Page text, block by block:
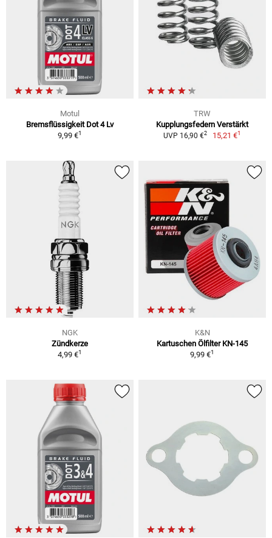
Motul
Bremsflüssigkeit Dot 4 Lv
9,99 €1
TRW
Kupplungsfedern Verstärkt
UVP 16,90 €2 15,21 €1
NGK
Zündkerze
4,99 €1
K&N
Kartuschen Ölfilter KN-145
9,99 €1